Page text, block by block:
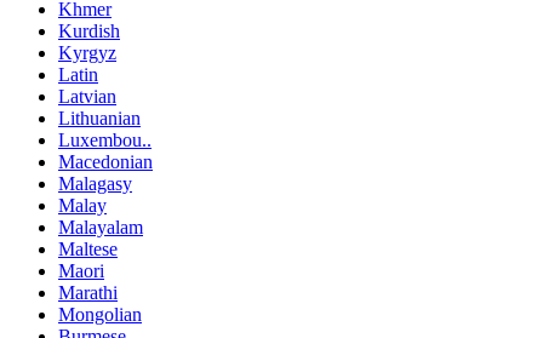
Khmer
Kurdish
Kyrgyz
Latin
Latvian
Lithuanian
Luxembou..
Macedonian
Malagasy
Malay
Malayalam
Maltese
Maori
Marathi
Mongolian